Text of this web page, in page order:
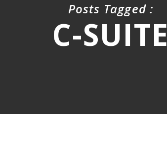
Posts Tagged :
C-SUITE